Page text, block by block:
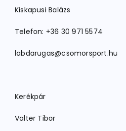
Kiskapusi Balázs
Telefon: +36 30 971 5574
labdarugas@csomorsport.hu
Kerékpár
Valter Tibor